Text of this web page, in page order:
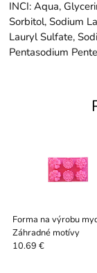
INCI: Aqua,
Sorbitol, Sodium
Lauryl Sulfate,
Pentasodium
Forma na výrobu
Záhradné motívy
10.69 €